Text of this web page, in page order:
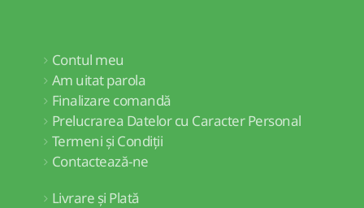
Contul meu
Am uitat parola
Finalizare comandă
Prelucrarea Datelor cu Caracter Personal
Termeni și Condiții
Contactează-ne
Livrare și Plată